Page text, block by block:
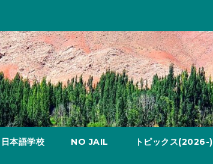
日本語学校 NO JAIL トピックス(2026-)